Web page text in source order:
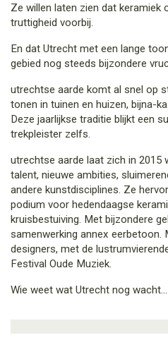
Ze willen laten zien dat keramiek
truttigheid voorbij.
En dat Utrecht met een lange
gebied nog steeds bijzondere
utrechtse aarde komt al snel op
tonen in tuinen en huizen, bijna-
Deze jaarlijkse traditie blijkt een
trekpleister zelfs.
utrechtse aarde laat zich in 2015
talent, nieuwe ambities,
andere kunstdisciplines. Ze
podium voor hedendaagse
kruisbestuiving. Met bijzondere
samenwerking annex eerbetoon.
designers, met de
Festival Oude Muziek.
Wie weet wat Utrecht nog wacht…